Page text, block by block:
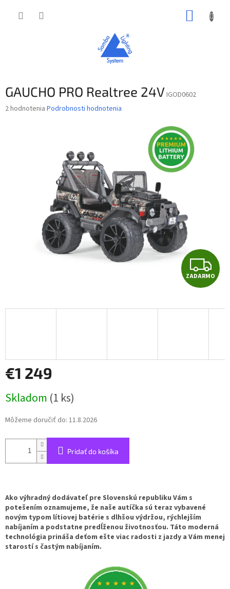
GAUCHO PRO Realtree 24VIGOD0602
Priemerné
2 hodnotenia Podrobnosti hodnotenia
Z
A
D
ZADARMO
€1 249
cena:
Skladom (1 ks)
Môžeme doručiť do: 11.8.2026
Pridať do košíka
Ako výhradný dodávateľ pre Slovenskú republiku Vám s
potešením oznamujeme, že naše autíčka sú teraz vybavené
novým typom lítiovej batérie s dlhšou výdržou, rýchlejším
nabíjaním a podstatne predĺženou životnosťou. Táto moderná
technológia prináša deťom ešte viac radosti z jazdy a Vám menej
starostí s častým nabíjaním.